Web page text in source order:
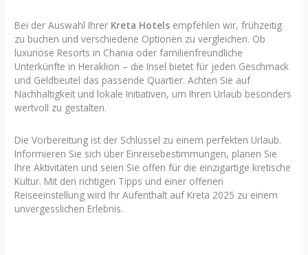
Bei der Auswahl Ihrer Kreta Hotels empfehlen wir, frühzeitig
zu buchen und verschiedene Optionen zu vergleichen. Ob
luxuriöse Resorts in Chania oder familienfreundliche
Unterkünfte in Heraklion – die Insel bietet für jeden Geschmack
und Geldbeutel das passende Quartier. Achten Sie auf
Nachhaltigkeit und lokale Initiativen, um Ihren Urlaub besonders
wertvoll zu gestalten.
Die Vorbereitung ist der Schlüssel zu einem perfekten Urlaub.
Informieren Sie sich über Einreisebestimmungen, planen Sie
Ihre Aktivitäten und seien Sie offen für die einzigartige kretische
Kultur. Mit den richtigen Tipps und einer offenen
Reiseeinstellung wird Ihr Aufenthalt auf Kreta 2025 zu einem
unvergesslichen Erlebnis.